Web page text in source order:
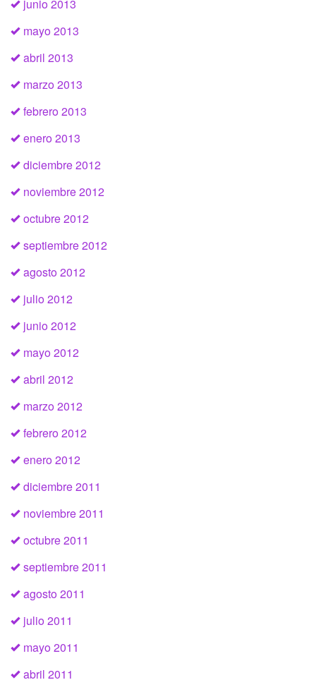
junio 2013
mayo 2013
abril 2013
marzo 2013
febrero 2013
enero 2013
diciembre 2012
noviembre 2012
octubre 2012
septiembre 2012
agosto 2012
julio 2012
junio 2012
mayo 2012
abril 2012
marzo 2012
febrero 2012
enero 2012
diciembre 2011
noviembre 2011
octubre 2011
septiembre 2011
agosto 2011
julio 2011
mayo 2011
abril 2011